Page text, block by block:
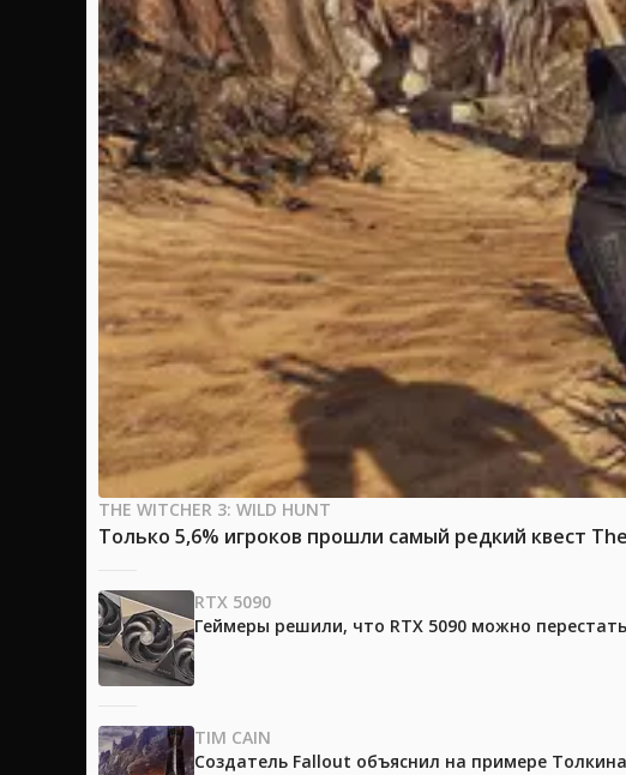
THE WITCHER 3: WILD HUNT
Только 5,6% игроков прошли самый редкий квест
RTX 5090
Геймеры решили, что RTX 5090 можно
TIM CAIN
Создатель Fallout объяснил на примере